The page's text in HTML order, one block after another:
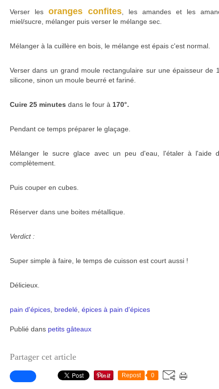
Verser les oranges confites , les amandes et les
miel/sucre, mélanger puis verser le mélange sec.
Mélanger à la cuillère en bois, le mélange est épais c'est normal.
Verser dans un grand moule rectangulaire sur une épaisseur de
silicone, sinon un moule beurré et fariné.
Cuire 25 minutes dans le four à 170°.
Pendant ce temps préparer le glaçage.
Mélanger le sucre glace avec un peu d'eau, l'étaler à l'aide
complètement.
Puis couper en cubes.
Réserver dans une boites métallique.
Verdict :
Super simple à faire, le temps de cuisson est court aussi !
Délicieux.
pain d'épices bredelé épices à pain d'épices
Publié dans petits gâteaux
Partager cet article
Repost 0